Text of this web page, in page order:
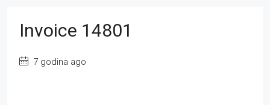
Invoice 14801
7 godina ago